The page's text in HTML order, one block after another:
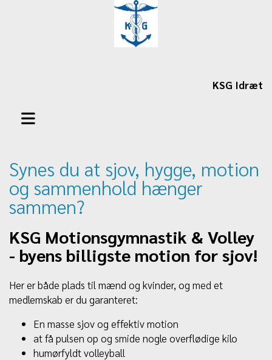
KSG Idræt
Synes du at sjov, hygge, motion
og sammenhold hænger
sammen?
KSG Motionsgymnastik & Volley
- byens billigste motion for sjov!
Her er både plads til mænd og kvinder, og med et
medlemskab er du garanteret:
En masse sjov og effektiv motion
at få pulsen op og smide nogle overflødige kilo
humørfyldt volleyball